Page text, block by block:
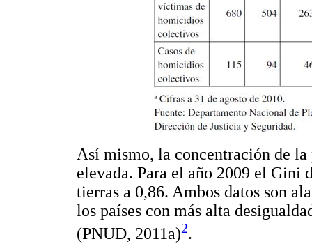
Así mismo, la concentración de
elevada. Para el año 2009 el Gini
tierras a 0,86. Ambos datos son
los países con más alta
(PNUD, 2011a)2.